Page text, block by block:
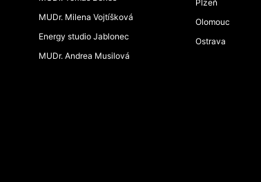
MUDr. Milena Vojtíšková
Energy studio Jablonec
MUDr. Andrea Musilová
Plzeň
Olomouc
Ostrava